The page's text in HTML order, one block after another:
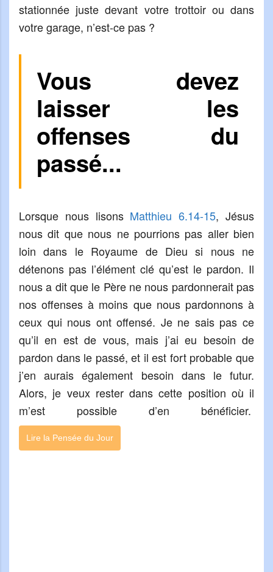
stationnée juste devant votre trottoir ou dans
votre garage, n’est-ce pas ?
Vous devez
laisser les
offenses du
passé...
Lorsque nous lisons Matthieu 6.14-15, Jésus
nous dit que nous ne pourrions pas aller bien
loin dans le Royaume de Dieu si nous ne
détenons pas l’élément clé qu’est le pardon. Il
nous a dit que le Père ne nous pardonnerait pas
nos offenses à moins que nous pardonnons à
ceux qui nous ont offensé. Je ne sais pas ce
qu’il en est de vous, mais j’ai eu besoin de
pardon dans le passé, et il est fort probable que
j’en aurais également besoin dans le futur.
Alors, je veux rester dans cette position où il
m’est possible d’en bénéficier.
Lire la Pensée du Jour